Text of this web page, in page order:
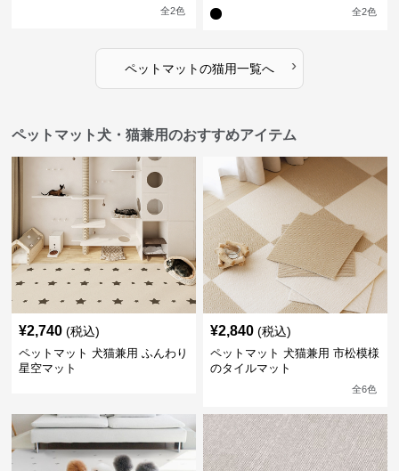
全2色 全2色
ペットマットの猫用一覧へ ›
ペットマット犬・猫兼用のおすすめアイテム
¥2,740 (税込)
ペットマット 犬猫兼用 ふんわり
星空マット
¥2,840 (税込)
ペットマット 犬猫兼用 市松模様
のタイルマット
全6色